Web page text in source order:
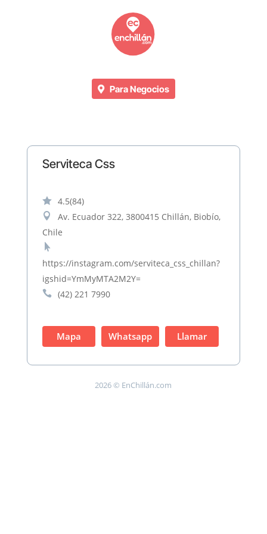
Para Negocios
Serviteca Css
 4.5(84)

Av. Ecuador 322, 3800415 Chillán, Biobío,
Chile

https://instagram.com/serviteca_css_chillan?
igshid=YmMyMTA2M2Y=
 (42) 221 7990
Mapa Whatsapp Llamar
2026 © EnChillán.com